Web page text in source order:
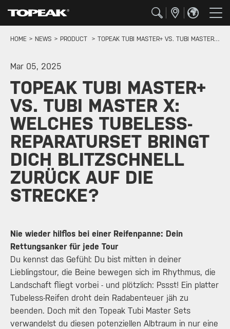
HOME NEWS PRODUCT TOPEAK TUBI MASTER+ VS. TUBI MASTER X: WELCHES TUBELESS-REPARATURSET BRINGT DICH BLITZSCHNELL ZURÜCK AUF DIE STRECKE?
Mar 05, 2025
TOPEAK TUBI MASTER+
VS. TUBI MASTER X:
WELCHES TUBELESS-
REPARATURSET BRINGT
DICH BLITZSCHNELL
ZURÜCK AUF DIE
STRECKE?
Nie wieder hilflos bei einer Reifenpanne: Dein
Rettungsanker für jede Tour
Du kennst das Gefühl: Du bist mitten in deiner
Lieblingstour, die Beine bewegen sich im Rhythmus, die
Landschaft fliegt vorbei - und plötzlich: Pssst! Ein platter
Tubeless-Reifen droht dein Radabenteuer jäh zu
beenden. Doch mit den Topeak Tubi Master Sets
verwandelst du diesen potenziellen Albtraum in nur eine